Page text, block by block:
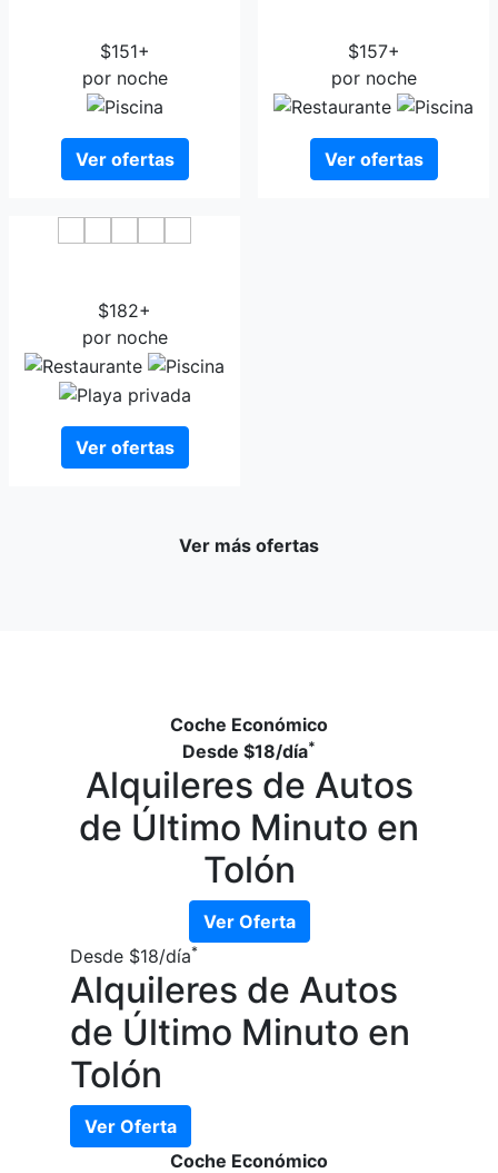
$151+
por noche
Ver ofertas
$157+
por noche
Ver ofertas
$182+
por noche
Ver ofertas
Ver más ofertas
Coche Económico
Desde $18/día*
Alquileres de Autos
de Último Minuto en
Tolón
Ver Oferta
Desde $18/día*
Alquileres de Autos
de Último Minuto en
Tolón
Ver Oferta
Coche Económico